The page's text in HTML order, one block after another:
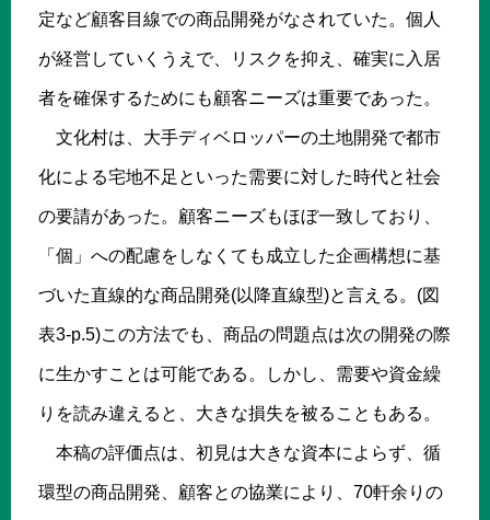
定など顧客目線での商品開発がなされていた。個人
が経営していくうえで、リスクを抑え、確実に入居
者を確保するためにも顧客ニーズは重要であった。
文化村は、大手ディベロッパーの土地開発で都市
化による宅地不足といった需要に対した時代と社会
の要請があった。顧客ニーズもほぼ一致しており、
「個」への配慮をしなくても成立した企画構想に基
づいた直線的な商品開発(以降直線型)と言える。(図
表3-p.5)この方法でも、商品の問題点は次の開発の際
に生かすことは可能である。しかし、需要や資金繰
りを読み違えると、大きな損失を被ることもある。
本稿の評価点は、初見は大きな資本によらず、循
環型の商品開発、顧客との協業により、70軒余りの